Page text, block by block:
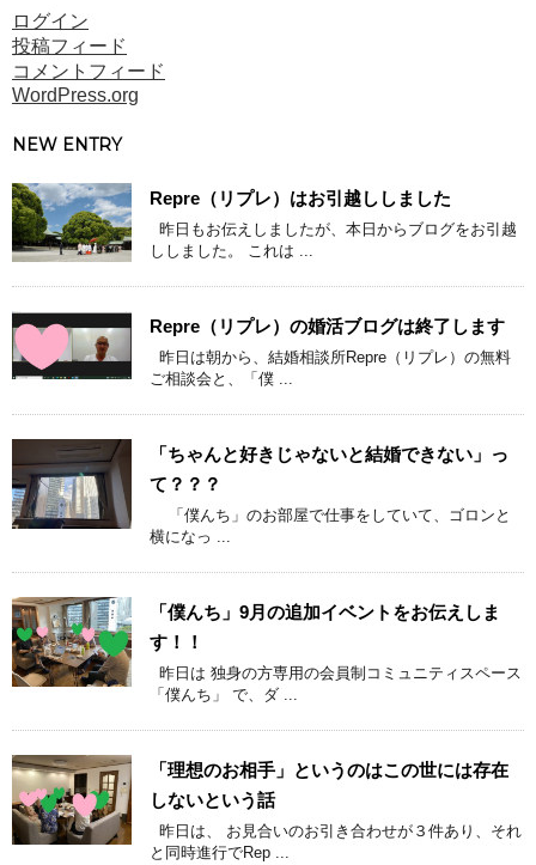
ログイン
投稿フィード
コメントフィード
WordPress.org
NEW ENTRY
Repre（リプレ）はお引越ししました
昨日もお伝えしましたが、本日からブログをお引越
ししました。 これは ...
Repre（リプレ）の婚活ブログは終了します
昨日は朝から、結婚相談所Repre（リプレ）の無料
ご相談会と、「僕 ...
「ちゃんと好きじゃないと結婚できない」っ
て？？？
「僕んち」のお部屋で仕事をしていて、ゴロンと
横になっ ...
「僕んち」9月の追加イベントをお伝えしま
す！！
昨日は 独身の方専用の会員制コミュニティスペース
「僕んち」 で、ダ ...
「理想のお相手」というのはこの世には存在
しないという話
昨日は、 お見合いのお引き合わせが３件あり、それ
と同時進行でRep ...